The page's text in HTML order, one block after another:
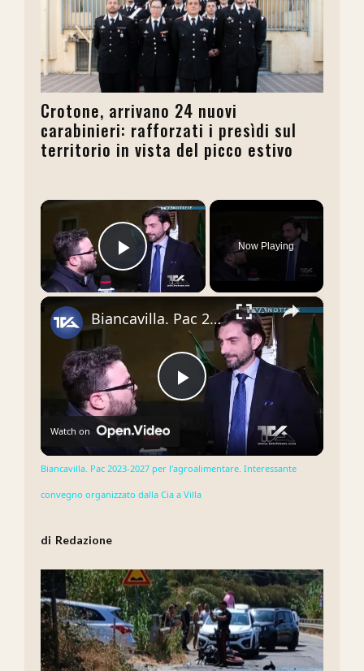
Crotone, arrivano 24 nuovi
carabinieri: rafforzati i presìdi sul
territorio in vista del picco estivo
×
Play Video
Now Playing
×
Play
Video
Biancavilla. Pac 2023-2027 per l'agroalimentare. Interessante convegno organizzato dalla Cia a Villa
Watch on
Biancavilla. Pac 2023-2027 per l'agroalimentare. Interessante
convegno organizzato dalla Cia a Villa
Redazione